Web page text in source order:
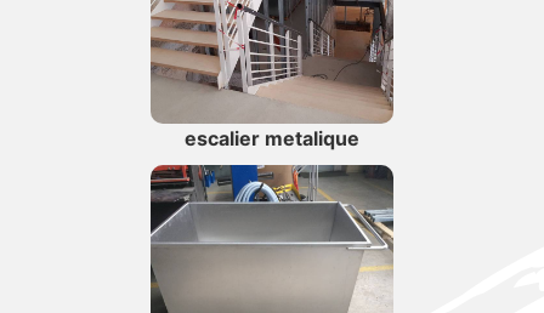
escalier metalique